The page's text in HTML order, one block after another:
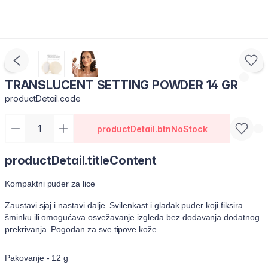
TRANSLUCENT SETTING POWDER 14 GR
productDetail.code
productDetail.btnNoStock
productDetail.titleContent
Kompaktni puder za lice
Zaustavi sjaj i nastavi dalje. Svilenkast i gladak puder koji fiksira
šminku ili omogućava osvežavanje izgleda bez dodavanja dodatnog
prekrivanja. Pogodan za sve tipove kože.
──────────────
Pakovanje - 12 g